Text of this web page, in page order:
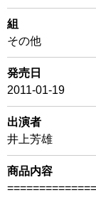
組
その他
発売日
2011-01-19
出演者
井上芳雄
商品内容